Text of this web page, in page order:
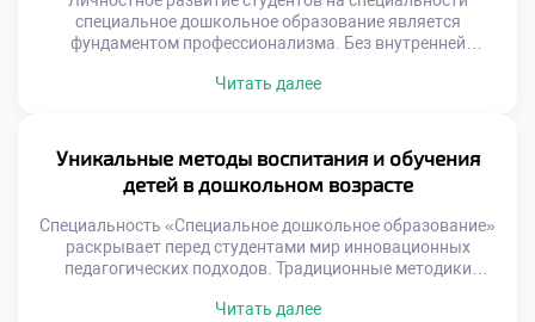
специальное дошкольное образование является
фундаментом профессионализма. Без внутренней
Профессия требует от специалиста высокой осознанности
до педагога-дефектолога. Этот процесс сопряжен с
глубокими внутренними изменениями постоянно.
Пересматриваются ценности, установки и жизненные […]
Читать далее
Уникальные методы воспитания и обучения
детей в дошкольном возрасте
Специальность «Специальное дошкольное образование»
раскрывает перед студентами мир инновационных
педагогических подходов. Традиционные методики
развития. Они учитывают индивидуальные особенности
Читать далее